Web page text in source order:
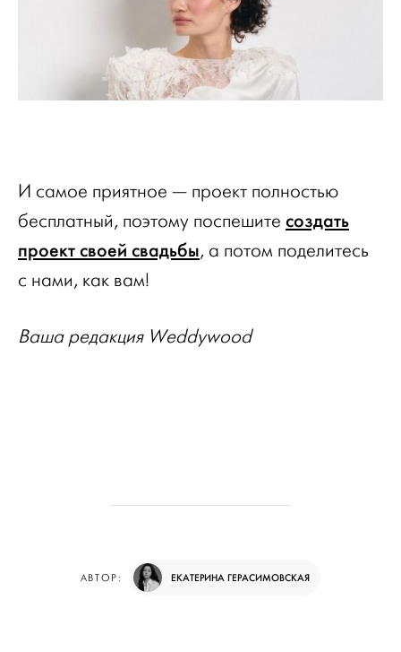
И самое приятное — проект полностью
бесплатный, поэтому поспешите создать
проект своей свадьбы, а потом поделитесь
с нами, как вам!
Ваша редакция Weddywood
АВТОР: ЕКАТЕРИНА ГЕРАСИМОВСКАЯ